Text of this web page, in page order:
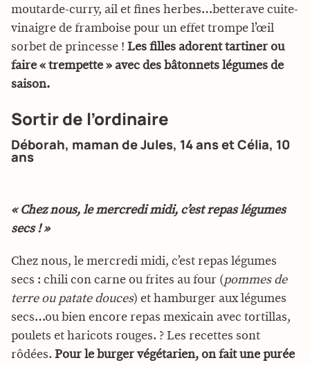
moutarde-curry, ail et fines herbes…betterave cuite-
vinaigre de framboise pour un effet trompe l’œil
sorbet de princesse ! Les filles adorent tartiner ou
faire « trempette » avec des bâtonnets légumes de
saison.
Sortir de l’ordinaire
Déborah, maman de Jules, 14 ans et Célia, 10
ans
« Chez nous, le mercredi midi, c’est repas légumes
secs ! »
Chez nous, le mercredi midi, c’est repas légumes
secs : chili con carne ou frites au four (pommes de
terre ou patate douces) et hamburger aux légumes
secs…ou bien encore repas mexicain avec tortillas,
poulets et haricots rouges. ? Les recettes sont
rôdées. Pour le burger végétarien, on fait une purée